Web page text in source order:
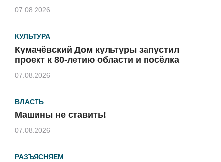
07.08.2026
КУЛЬТУРА
Кумачёвский Дом культуры запустил
проект к 80-летию области и посёлка
07.08.2026
ВЛАСТЬ
Машины не ставить!
07.08.2026
РАЗЪЯСНЯЕМ